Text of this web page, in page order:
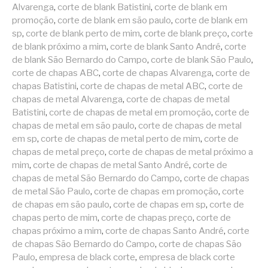
Alvarenga, corte de blank Batistini, corte de blank em
promoção, corte de blank em são paulo, corte de blank em
sp, corte de blank perto de mim, corte de blank preço, corte
de blank próximo a mim, corte de blank Santo André, corte
de blank São Bernardo do Campo, corte de blank São Paulo,
corte de chapas ABC, corte de chapas Alvarenga, corte de
chapas Batistini, corte de chapas de metal ABC, corte de
chapas de metal Alvarenga, corte de chapas de metal
Batistini, corte de chapas de metal em promoção, corte de
chapas de metal em são paulo, corte de chapas de metal
em sp, corte de chapas de metal perto de mim, corte de
chapas de metal preço, corte de chapas de metal próximo a
mim, corte de chapas de metal Santo André, corte de
chapas de metal São Bernardo do Campo, corte de chapas
de metal São Paulo, corte de chapas em promoção, corte
de chapas em são paulo, corte de chapas em sp, corte de
chapas perto de mim, corte de chapas preço, corte de
chapas próximo a mim, corte de chapas Santo André, corte
de chapas São Bernardo do Campo, corte de chapas São
Paulo, empresa de black corte, empresa de black corte